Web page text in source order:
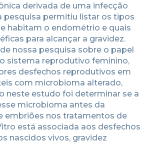
derivada de uma infecção
pesquisa permitiu listar os tipos
habitam o endométrio e quais
para alcançar a gravidez.
nossa pesquisa sobre o papel
sistema reprodutivo feminino,
desfechos reprodutivos em
com microbioma alterado,
neste estudo foi determinar se a
microbioma antes da
embriões nos tratamentos de
está associada aos desfechos
nascidos vivos, gravidez